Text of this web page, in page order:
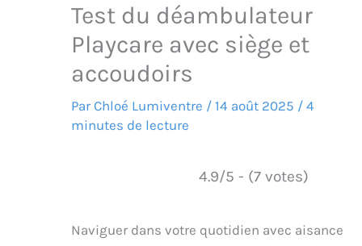
Test du déambulateur
Playcare avec siège et
accoudoirs
Par Chloé Lumiventre / 14 août 2025 / 4
minutes de lecture
4.9/5 - (7 votes)
Naviguer dans votre quotidien avec aisance